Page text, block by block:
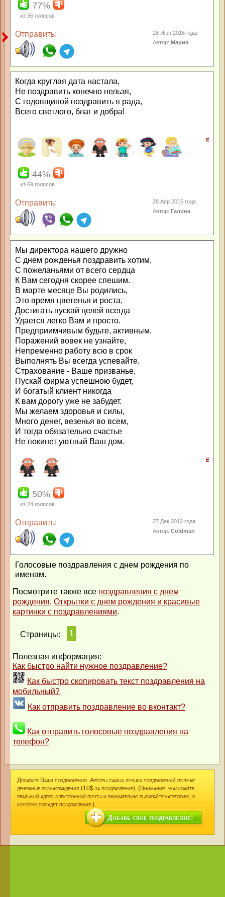
77%
из 36 голосов
Отправить:
28 Июн 2016 года
Автор:Мария
Когда круглая дата настала,
Не поздравить конечно нельзя,
С годовщиной поздравить я рада,
Всего светлого, благ и добра!
#
44%
из 69 голосов
Отправить:
28 Апр 2015 года
Автор:Галина
Мы директора нашего дружно
С днем рожденья поздравить хотим,
С пожеланьями от всего сердца
К Вам сегодня скорее спешим.
В марте месяце Вы родились,
Это время цветенья и роста,
Достигать пускай целей всегда
Удается легко Вам и просто.
Предприимчивым будьте, активным,
Поражений вовек не узнайте,
Непременно работу всю в срок
Выполнять Вы всегда успевайте.
Страхование - Ваше призванье,
Пускай фирма успешною будет,
И богатый клиент никогда
К вам дорогу уже не забудет.
Мы желаем здоровья и силы,
Много денег, везенья во всем,
И тогда обязательно счастье
Не покинет уютный Ваш дом.
#
50%
из 24 голосов
Отправить:
27 Дек 2012 года
Автор:Coldman
Голосовые поздравления с днем рождения по
именам.
Посмотрите также все поздравления с днем
рождения, Открытки с днем рождения и красивые
картинки с поздравлениями.
Страницы: 1
Полезная информация:
Как быстро найти нужное поздравление?
Как быстро скопировать текст поздравления на
мобильный?
Как отправить поздравление во вконтакт?
Как отправить голосовые поздравления на
телефон?
Добавьте Ваши поздравления. Авторы самых лучших поздравлений получат
денежные вознаграждения (10$ за поздравление). (Внимание: указывайте
реальный адрес электронной почты и внимательно выбирайте категорию, в
которую попадет поздравление.)
Добавь свое поздравление!